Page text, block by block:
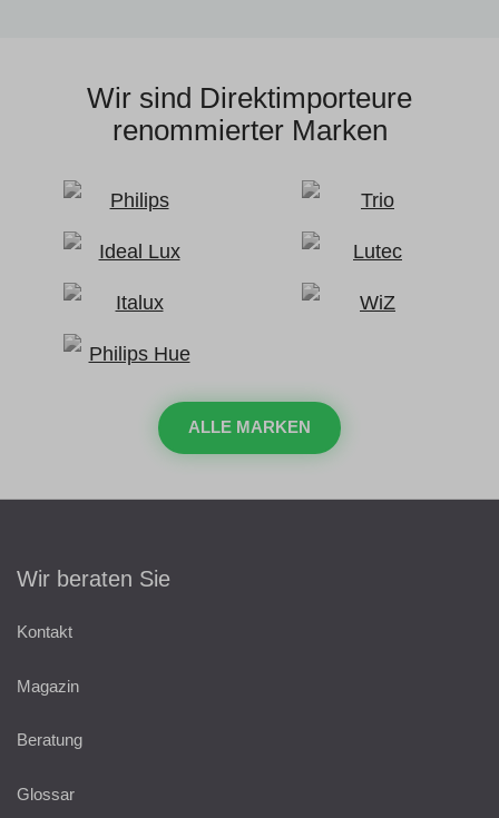
Wir sind Direktimporteure
renommierter Marken
ALLE MARKEN
Wir beraten Sie
Kontakt
Magazin
Beratung
Glossar